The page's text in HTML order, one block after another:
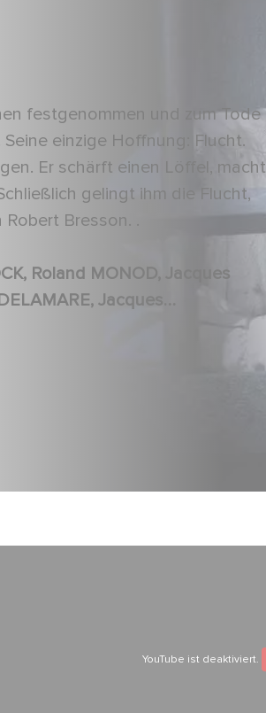
festgenommen und zum Tode
einzige Hoffnung: Flucht.
Er schärft einen Löffel, macht
gelingt ihm die Flucht,
Bresson. .
YouTube ist deaktiviert.